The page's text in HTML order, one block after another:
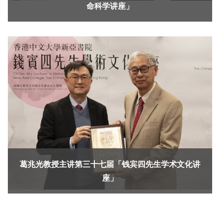
命科学讲座」
葛兆光教授主讲第三十七届「钱宾四先生学术文化讲
座」